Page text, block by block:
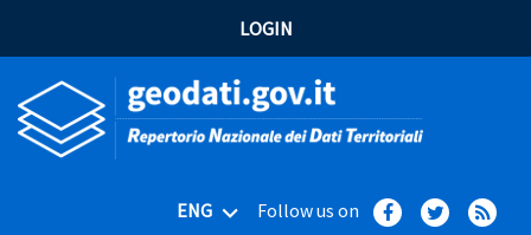
LOGIN
ENG Follow us on